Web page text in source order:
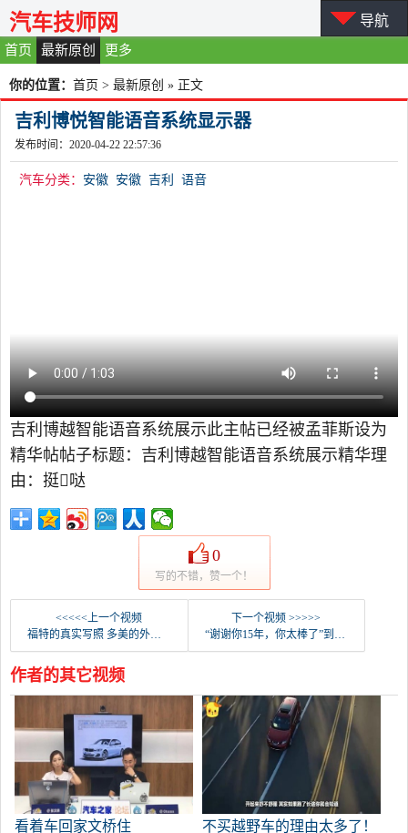
首页 最新原创 更多
汽车技师网 导航
你的位置： 首页 > 最新原创 » 正文
吉利博悦智能语音系统显示器
发布时间：2020-04-22 22:57:36
汽车分类： 安徽 安徽 吉利 语音
吉利博越智能语音系统展示此主帖已经被孟菲斯设为
精华帖帖子标题：吉利博越智能语音系统展示精华理
由：挺哒
0
写的不错，赞一个！
<<<<<上一个视频
福特的真实写照 多美的外观啊
下一个视频 >>>>>
“谢谢你15年，你太棒了”到店里拍新天籁，比我运动13次。
作者的其它视频
看着车回家文桥住 不买越野车的理由太多了！